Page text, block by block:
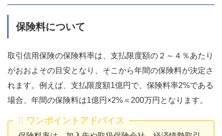
保険料について
取引信用保険の保険料率は、支払限度額の２～４％あたり
がおおよその目安となり、そこから年間の保険料が決定さ
れます。例えば、支払限度額1億円で、保険料率2%である
場合、年間の保険料は1億円×2%＝200万円となります。
ワンポイントアドバイス